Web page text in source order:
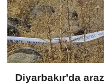
Diyarbakır'da